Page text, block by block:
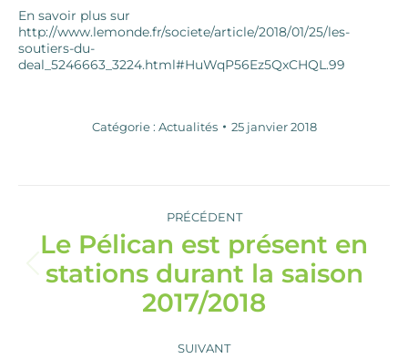
En savoir plus sur
http://www.lemonde.fr/societe/article/2018/01/25/les-
soutiers-du-
deal_5246663_3224.html#HuWqP56Ez5QxCHQL.99
Catégorie : Actualités 25 janvier 2018
PRÉCÉDENT
Article
précédent
:
Le Pélican est présent en
stations durant la saison
2017/2018
SUIVANT